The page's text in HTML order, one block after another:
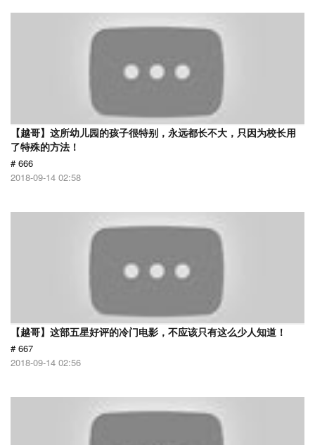
【越哥】这所幼儿园的孩子很特别，永远都长不大，只因为校长用
了特殊的方法！
# 666
2018-09-14 02:58
【越哥】这部五星好评的冷门电影，不应该只有这么少人知道！
# 667
2018-09-14 02:56